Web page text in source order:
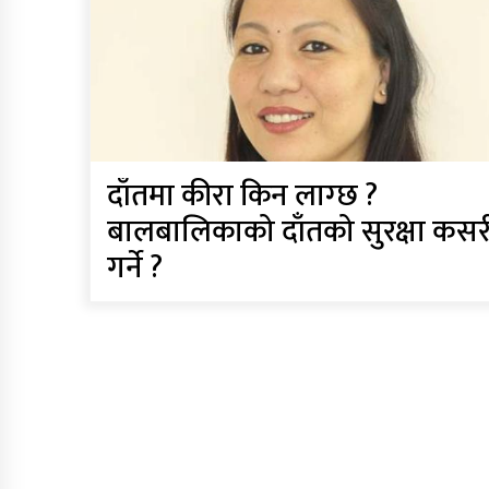
दाँतमा कीरा किन लाग्छ ?
बालबालिकाको दाँतको सुरक्षा
गर्ने ?